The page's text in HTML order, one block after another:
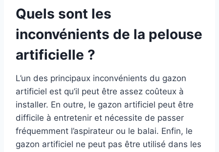
Quels sont les
inconvénients de la pelouse
artificielle ?
L’un des principaux inconvénients du gazon
artificiel est qu’il peut être assez coûteux à
installer. En outre, le gazon artificiel peut être
difficile à entretenir et nécessite de passer
fréquemment l’aspirateur ou le balai. Enfin, le
gazon artificiel ne peut pas être utilisé dans les